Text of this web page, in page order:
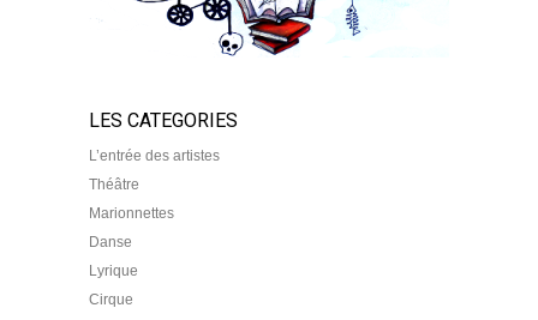
LES CATEGORIES
L’entrée des artistes
Théâtre
Marionnettes
Danse
Lyrique
Cirque